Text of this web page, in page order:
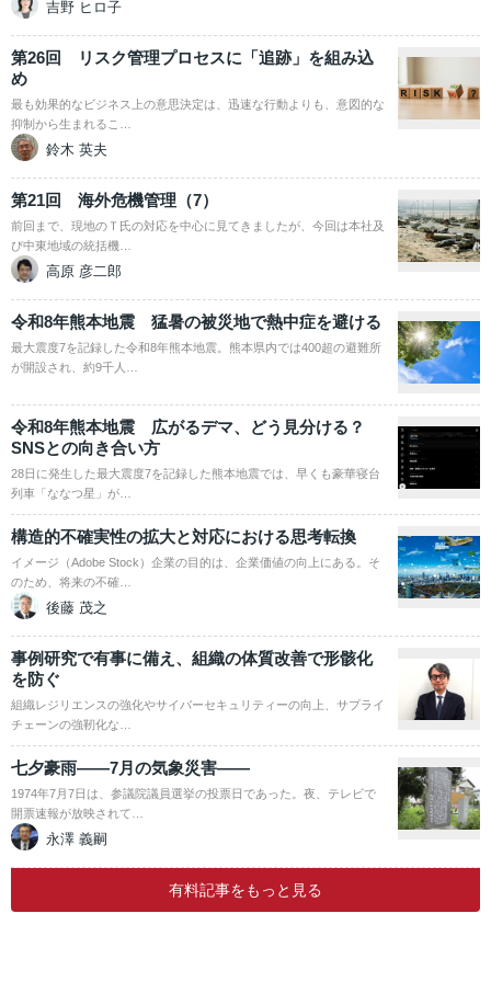
吉野 ヒロ子
第26回 リスク管理プロセスに「追跡」を組み込
め
最も効果的なビジネス上の意思決定は、迅速な行動よりも、意図的な
抑制から生まれるこ…
鈴木 英夫
第21回 海外危機管理（7）
前回まで、現地のＴ氏の対応を中心に見てきましたが、今回は本社及
び中東地域の統括機…
高原 彦二郎
令和8年熊本地震 猛暑の被災地で熱中症を避ける
最大震度7を記録した令和8年熊本地震。熊本県内では400超の避難所
が開設され、約9千人…
令和8年熊本地震 広がるデマ、どう見分ける？
SNSとの向き合い方
28日に発生した最大震度7を記録した熊本地震では、早くも豪華寝台
列車「ななつ星」が…
構造的不確実性の拡大と対応における思考転換
イメージ（Adobe Stock）企業の目的は、企業価値の向上にある。そ
のため、将来の不確…
後藤 茂之
事例研究で有事に備え、組織の体質改善で形骸化
を防ぐ
組織レジリエンスの強化やサイバーセキュリティーの向上、サプライ
チェーンの強靭化な…
七夕豪雨――7月の気象災害――
1974年7月7日は、参議院議員選挙の投票日であった。夜、テレビで
開票速報が放映されて…
永澤 義嗣
有料記事をもっと見る